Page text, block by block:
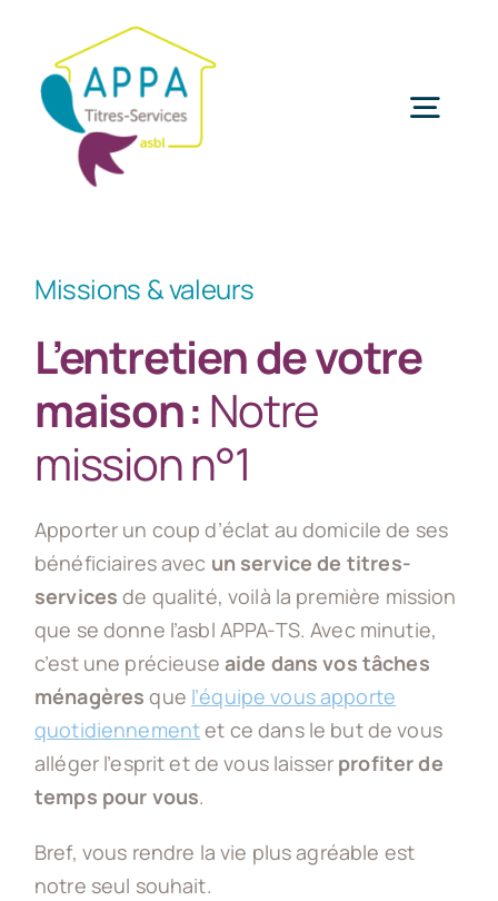
contenu
Agences de Titres-Services
Vos questions
Appa-ts asbl
Actus
Offres d’emploi
Devenir client
Missions & valeurs
L’entretien de votre
maison : Notre
mission n°1
Apporter un coup d’éclat au domicile de ses
bénéficiaires avec un service de titres-
services de qualité, voilà la première mission
que se donne l’asbl APPA-TS. Avec minutie,
c’est une précieuse aide dans vos tâches
ménagères que l’équipe vous apporte
quotidiennementet ce dans le but de vous
alléger l’esprit et de vous laisser profiter de
temps pour vous.
Bref, vous rendre la vie plus agréable est
notre seul souhait.